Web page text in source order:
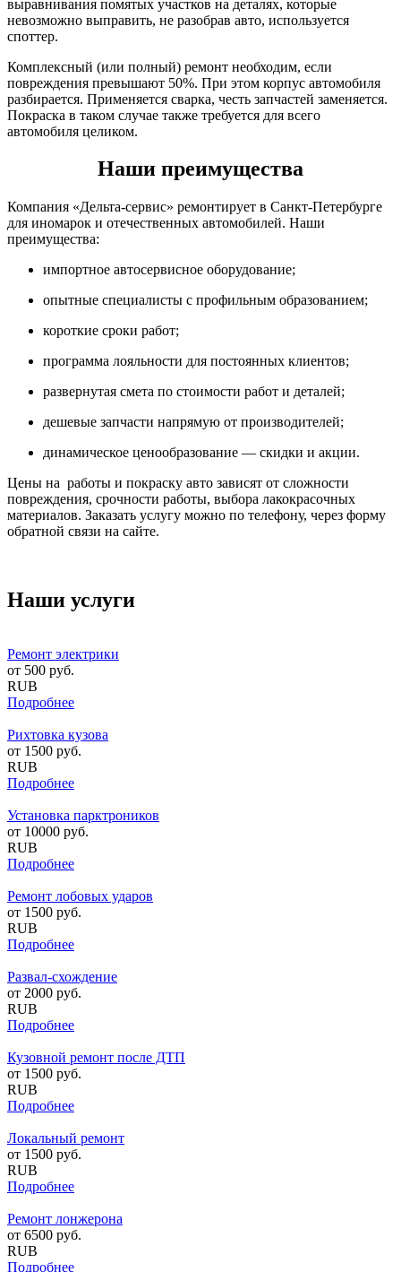
выравнивания помятых участков на деталях, которые
невозможно выправить, не разобрав авто, используется
споттер.
Комплексный (или полный) ремонт необходим, если
повреждения превышают 50%. При этом корпус автомобиля
разбирается. Применяется сварка, честь запчастей заменяется.
Покраска в таком случае также требуется для всего
автомобиля целиком.
Наши преимущества
Компания «Дельта-сервис» ремонтирует в Санкт-Петербурге
для иномарок и отечественных автомобилей. Наши
преимущества:
импортное автосервисное оборудование;
опытные специалисты с профильным образованием;
короткие сроки работ;
программа лояльности для постоянных клиентов;
развернутая смета по стоимости работ и деталей;
дешевые запчасти напрямую от производителей;
динамическое ценообразование — скидки и акции.
Цены на работы и покраску авто зависят от сложности
повреждения, срочности работы, выбора лакокрасочных
материалов. Заказать услугу можно по телефону, через форму
обратной связи на сайте.
Наши услуги
Ремонт электрики
от 500 руб.
RUB
Подробнее
Рихтовка кузова
от 1500 руб.
RUB
Подробнее
Установка парктроников
от 10000 руб.
RUB
Подробнее
Ремонт лобовых ударов
от 1500 руб.
RUB
Подробнее
Развал-схождение
от 2000 руб.
RUB
Подробнее
Кузовной ремонт после ДТП
от 1500 руб.
RUB
Подробнее
Локальный ремонт
от 1500 руб.
RUB
Подробнее
Ремонт лонжерона
от 6500 руб.
RUB
Подробнее